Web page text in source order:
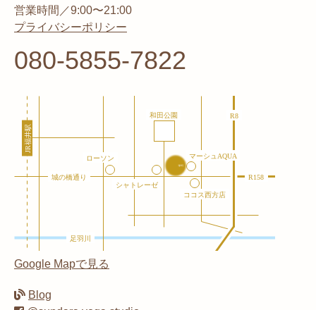
営業時間／9:00〜21:00
プライバシーポリシー
080-5855-7822
Google Mapで見る
Blog